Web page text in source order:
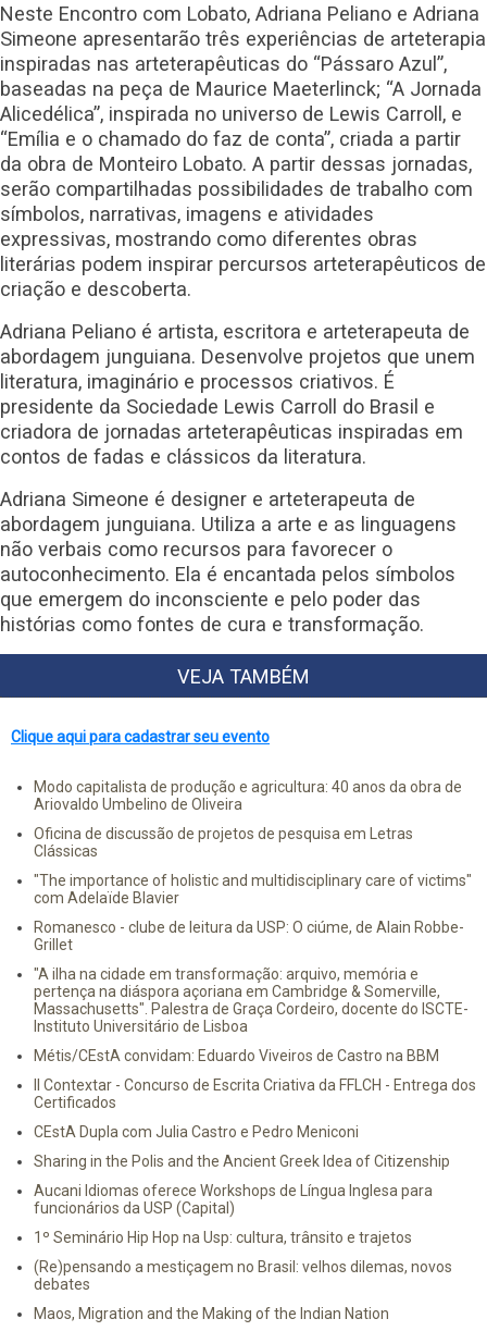
Neste Encontro com Lobato, Adriana Peliano e Adriana
Simeone apresentarão três experiências de arteterapia
inspiradas nas arteterapêuticas do “Pássaro Azul”,
baseadas na peça de Maurice Maeterlinck; “A Jornada
Alicedélica”, inspirada no universo de Lewis Carroll, e
“Emília e o chamado do faz de conta”, criada a partir
da obra de Monteiro Lobato. A partir dessas jornadas,
serão compartilhadas possibilidades de trabalho com
símbolos, narrativas, imagens e atividades
expressivas, mostrando como diferentes obras
literárias podem inspirar percursos arteterapêuticos de
criação e descoberta.
Adriana Peliano é artista, escritora e arteterapeuta de
abordagem junguiana. Desenvolve projetos que unem
literatura, imaginário e processos criativos. É
presidente da Sociedade Lewis Carroll do Brasil e
criadora de jornadas arteterapêuticas inspiradas em
contos de fadas e clássicos da literatura.
Adriana Simeone é designer e arteterapeuta de
abordagem junguiana. Utiliza a arte e as linguagens
não verbais como recursos para favorecer o
autoconhecimento. Ela é encantada pelos símbolos
que emergem do inconsciente e pelo poder das
histórias como fontes de cura e transformação.
VEJA TAMBÉM
Clique aqui para cadastrar seu evento
Modo capitalista de produção e agricultura: 40 anos da obra de
Ariovaldo Umbelino de Oliveira
Oficina de discussão de projetos de pesquisa em Letras
Clássicas
"The importance of holistic and multidisciplinary care of victims"
com Adelaïde Blavier
Romanesco - clube de leitura da USP: O ciúme, de Alain Robbe-
Grillet
"A ilha na cidade em transformação: arquivo, memória e
pertença na diáspora açoriana em Cambridge & Somerville,
Massachusetts". Palestra de Graça Cordeiro, docente do ISCTE-
Instituto Universitário de Lisboa
Métis/CEstA convidam: Eduardo Viveiros de Castro na BBM
II Contextar - Concurso de Escrita Criativa da FFLCH - Entrega dos
Certificados
CEstA Dupla com Julia Castro e Pedro Meniconi
Sharing in the Polis and the Ancient Greek Idea of Citizenship
Aucani Idiomas oferece Workshops de Língua Inglesa para
funcionários da USP (Capital)
1º Seminário Hip Hop na Usp: cultura, trânsito e trajetos
(Re)pensando a mestiçagem no Brasil: velhos dilemas, novos
debates
Maos, Migration and the Making of the Indian Nation